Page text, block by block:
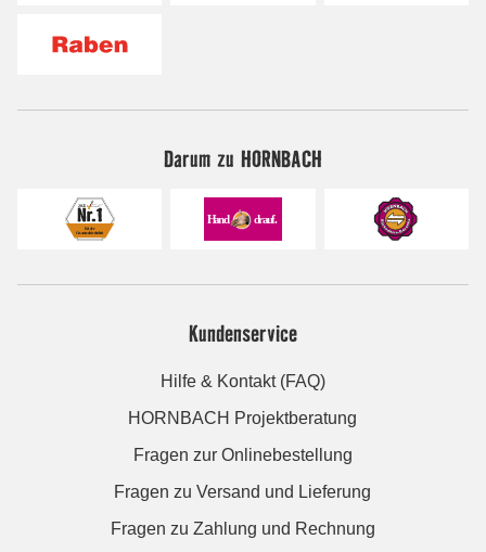
Darum zu HORNBACH
Kundenservice
Hilfe & Kontakt (FAQ)
HORNBACH Projektberatung
Fragen zur Onlinebestellung
Fragen zu Versand und Lieferung
Fragen zu Zahlung und Rechnung